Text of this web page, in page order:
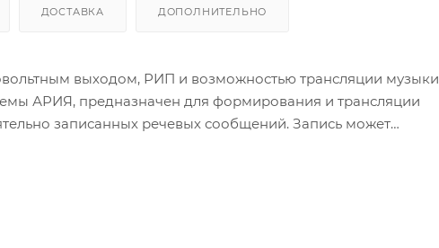
ДОСТАВКА ДОПОЛНИТЕЛЬНО
выходом, РИП и возможностью трансляции музыки
АРИЯ, предназначен для формирования и трансляции
записанных речевых сообщений. Запись может
в каждую из зон, отдельное оповещение персонала,